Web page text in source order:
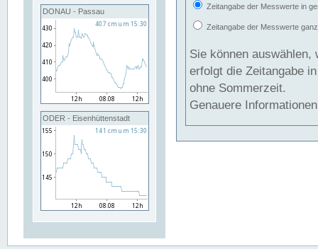
DONAU - Passau
ODER - Eisenhüttenstadt
Zeitangabe der Messwerte in
Zeitangabe der Messwerte
Sie können auswählen,
erfolgt die Zeitangabe
ohne Sommerzeit.
Genauere